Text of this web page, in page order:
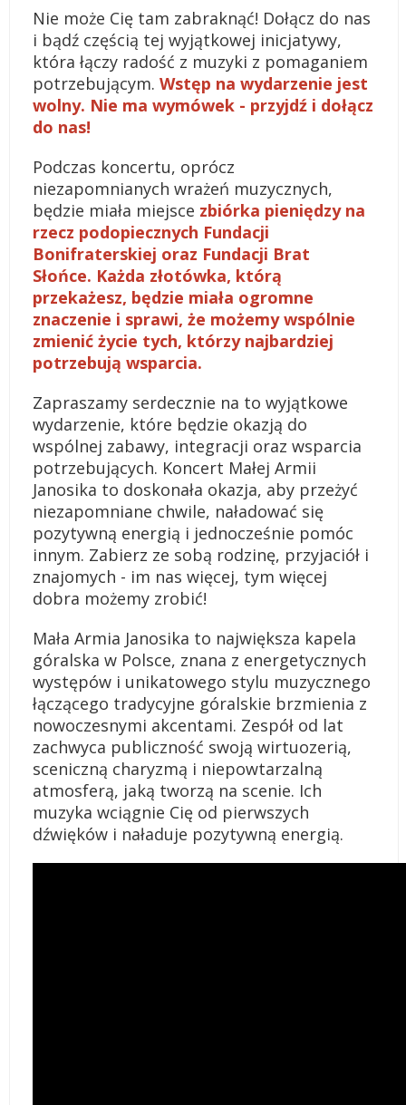
Nie może Cię tam zabraknąć! Dołącz do nas
i bądź częścią tej wyjątkowej inicjatywy,
która łączy radość z muzyki z pomaganiem
potrzebującym. Wstęp na wydarzenie jest
wolny. Nie ma wymówek - przyjdź i dołącz
do nas!
Podczas koncertu, oprócz
niezapomnianych wrażeń muzycznych,
będzie miała miejsce zbiórka pieniędzy na
rzecz podopiecznych Fundacji
Bonifraterskiej oraz Fundacji Brat
Słońce. Każda złotówka, którą
przekażesz, będzie miała ogromne
znaczenie i sprawi, że możemy wspólnie
zmienić życie tych, którzy najbardziej
potrzebują wsparcia.
Zapraszamy serdecznie na to wyjątkowe
wydarzenie, które będzie okazją do
wspólnej zabawy, integracji oraz wsparcia
potrzebujących. Koncert Małej Armii
Janosika to doskonała okazja, aby przeżyć
niezapomniane chwile, naładować się
pozytywną energią i jednocześnie pomóc
innym. Zabierz ze sobą rodzinę, przyjaciół i
znajomych - im nas więcej, tym więcej
dobra możemy zrobić!
Mała Armia Janosika to największa kapela
góralska w Polsce, znana z energetycznych
występów i unikatowego stylu muzycznego
łączącego tradycyjne góralskie brzmienia z
nowoczesnymi akcentami. Zespół od lat
zachwyca publiczność swoją wirtuozerią,
sceniczną charyzmą i niepowtarzalną
atmosferą, jaką tworzą na scenie. Ich
muzyka wciągnie Cię od pierwszych
dźwięków i naładuje pozytywną energią.